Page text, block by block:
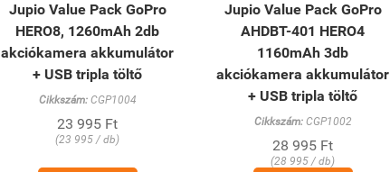
Jupio Value Pack GoPro
HERO8, 1260mAh 2db
akciókamera akkumulátor
+ USB tripla töltő
Cikkszám:CGP1004
23 995 Ft
(23 995 / db)
Jupio Value Pack GoPro
AHDBT-401 HERO4
1160mAh 3db
akciókamera akkumulátor
+ USB tripla töltő
Cikkszám:CGP1002
28 995 Ft
(28 995 / db)